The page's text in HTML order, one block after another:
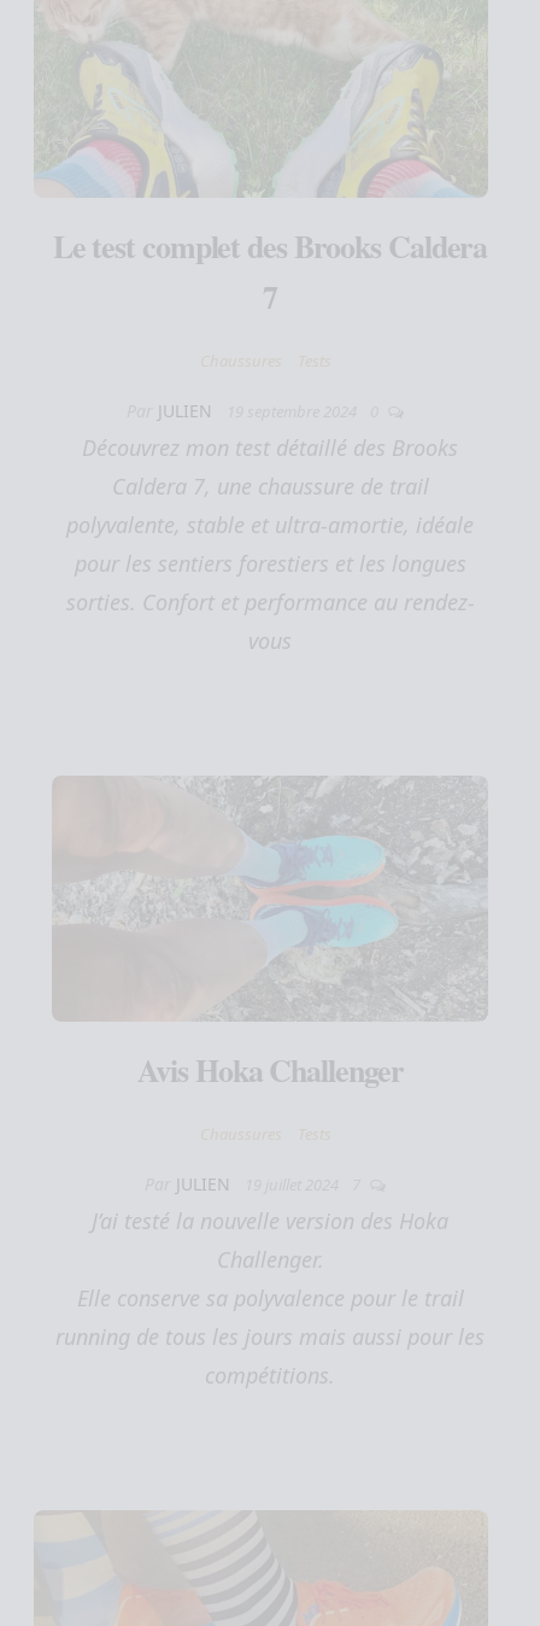
Le test complet des Brooks Caldera
7
Chaussures Tests
JULIEN
Découvrez mon test détaillé des Brooks
Caldera 7, une chaussure de trail
polyvalente, stable et ultra-amortie, idéale
pour les sentiers forestiers et les longues
sorties. Confort et performance au rendez-
vous
Avis Hoka Challenger
Chaussures Tests
JULIEN
J’ai testé la nouvelle version des Hoka
Challenger.
Elle conserve sa polyvalence pour le trail
running de tous les jours mais aussi pour les
compétitions.